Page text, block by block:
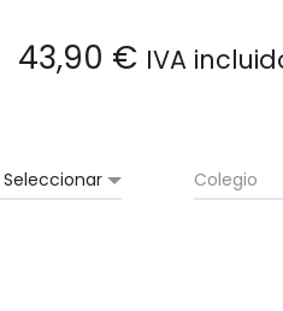
43,90 € IVA
Colegio